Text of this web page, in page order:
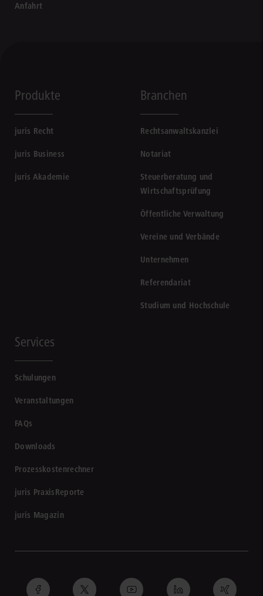
Anfahrt
Produkte
juris Recht
juris Business
juris Akademie
Branchen
Rechtsanwaltskanzlei
Notariat
Steuerberatung und
Wirtschaftsprüfung
Öffentliche Verwaltung
Vereine und Verbände
Unternehmen
Referendariat
Studium und Hochschule
Services
Schulungen
Veranstaltungen
FAQs
Downloads
Prozesskostenrechner
juris PraxisReporte
juris Magazin